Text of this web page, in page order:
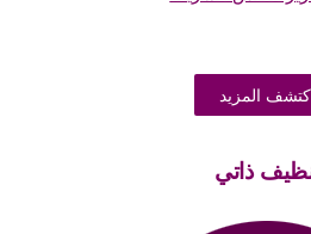
المزيد
ذاتي